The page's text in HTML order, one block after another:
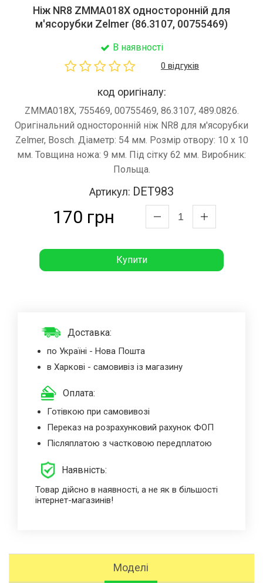
Ніж NR8 ZMMA018X односторонній для
м'ясорубки Zelmer (86.3107, 00755469)
В наявності
0 відгуків
код оригіналу:
ZMMA018X, 755469, 00755469, 86.3107, 489.0826.
Оригінальний односторонній ніж NR8 для м'ясорубки
Zelmer, Bosch. Діаметр: 54 мм. Розмір отвору: 10 х 10
мм. Товщина ножа: 9 мм. Під сітку 62 мм. Виробник:
Польща.
Артикул: DET983
170 грн
Купити
Доставка:
по Україні - Нова Пошта
в Харкові - самовивіз із магазину
Оплата:
Готівкою при самовивозі
Переказ на розрахунковий рахунок ФОП
Післяплатою з частковою передплатою
Наявність:
Товар дійсно в наявності, а не як в більшості
інтернет-магазинів!
Моделі